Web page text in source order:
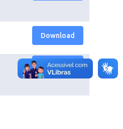
Download
Download